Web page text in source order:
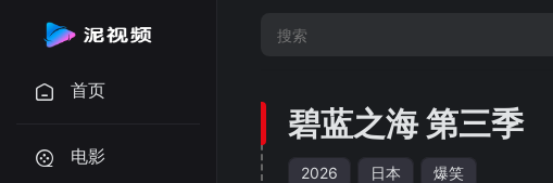
首页
电影
碧蓝之海 第三季
2026 日本 爆笑